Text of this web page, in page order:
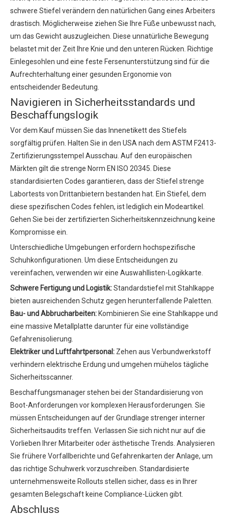
schwere Stiefel verändern den natürlichen Gang eines Arbeiters
drastisch. Möglicherweise ziehen Sie Ihre Füße unbewusst nach,
um das Gewicht auszugleichen. Diese unnatürliche Bewegung
belastet mit der Zeit Ihre Knie und den unteren Rücken. Richtige
Einlegesohlen und eine feste Fersenunterstützung sind für die
Aufrechterhaltung einer gesunden Ergonomie von
entscheidender Bedeutung.
Navigieren in Sicherheitsstandards und
Beschaffungslogik
Vor dem Kauf müssen Sie das Innenetikett des Stiefels
sorgfältig prüfen. Halten Sie in den USA nach dem ASTM F2413-
Zertifizierungsstempel Ausschau. Auf den europäischen
Märkten gilt die strenge Norm EN ISO 20345. Diese
standardisierten Codes garantieren, dass der Stiefel strenge
Labortests von Drittanbietern bestanden hat. Ein Stiefel, dem
diese spezifischen Codes fehlen, ist lediglich ein Modeartikel.
Gehen Sie bei der zertifizierten Sicherheitskennzeichnung keine
Kompromisse ein.
Unterschiedliche Umgebungen erfordern hochspezifische
Schuhkonfigurationen. Um diese Entscheidungen zu
vereinfachen, verwenden wir eine Auswahllisten-Logikkarte.
Schwere Fertigung und Logistik:Standardstiefel mit Stahlkappe
bieten ausreichenden Schutz gegen herunterfallende Paletten.
Bau- und Abbrucharbeiten: Kombinieren Sie eine Stahlkappe und
eine massive Metallplatte darunter für eine vollständige
Gefahrenisolierung.
Elektriker und Luftfahrtpersonal: Zehen aus Verbundwerkstoff
verhindern elektrische Erdung und umgehen mühelos tägliche
Sicherheitsscanner.
Beschaffungsmanager stehen bei der Standardisierung von
Boot-Anforderungen vor komplexen Herausforderungen. Sie
müssen Entscheidungen auf der Grundlage strenger interner
Sicherheitsaudits treffen. Verlassen Sie sich nicht nur auf die
Vorlieben Ihrer Mitarbeiter oder ästhetische Trends. Analysieren
Sie frühere Vorfallberichte und Gefahrenkarten der Anlage, um
das richtige Schuhwerk vorzuschreiben. Standardisierte
unternehmensweite Rollouts stellen sicher, dass es in Ihrer
gesamten Belegschaft keine Compliance-Lücken gibt.
Abschluss